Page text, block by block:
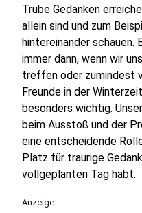
Trübe Gedanken
allein sind und zum
hintereinander schauen.
immer dann, wenn wir
treffen oder zumindest
Freunde in der
besonders wichtig.
beim Ausstoß und der
eine entscheidende
Platz für traurige
vollgeplanten Tag habt.
Anzeige